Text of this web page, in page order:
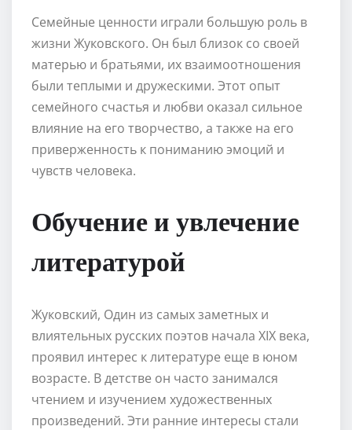
Семейные ценности играли большую роль в
жизни Жуковского. Он был близок со своей
матерью и братьями, их взаимоотношения
были теплыми и дружескими. Этот опыт
семейного счастья и любви оказал сильное
влияние на его творчество, а также на его
приверженность к пониманию эмоций и
чувств человека.
Обучение и увлечение
литературой
Жуковский, Один из самых заметных и
влиятельных русских поэтов начала XIX века,
проявил интерес к литературе еще в юном
возрасте. В детстве он часто занимался
чтением и изучением художественных
произведений. Эти ранние интересы стали